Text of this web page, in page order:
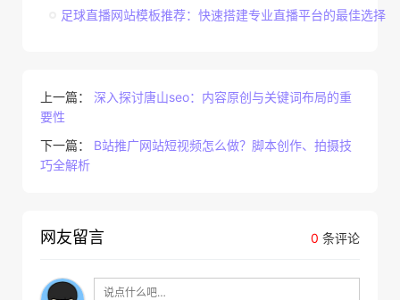
足球直播网站模板推荐：快速搭建专业直播平台的最佳选择
上一篇： 深入探讨唐山seo：内容原创与关键词布局的重
要性
下一篇： B站推广网站短视频怎么做？脚本创作、拍摄技
巧全解析
0 条评论
网友留言